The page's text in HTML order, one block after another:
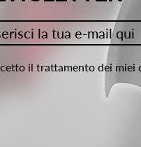
il trattamento dei miei